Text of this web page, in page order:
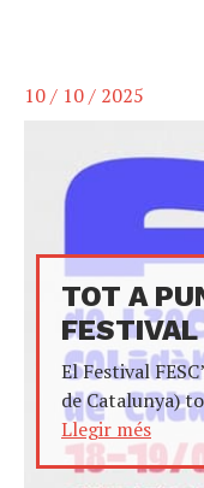
10 / 10 / 2025
TOT A
FESTIVAL
El Festival
de Catalunya)
Llegir més